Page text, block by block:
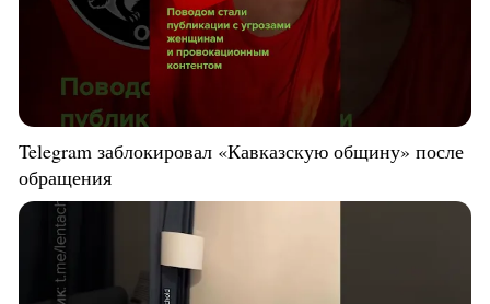
Telegram заблокировал «Кавказскую общину» после
обращения